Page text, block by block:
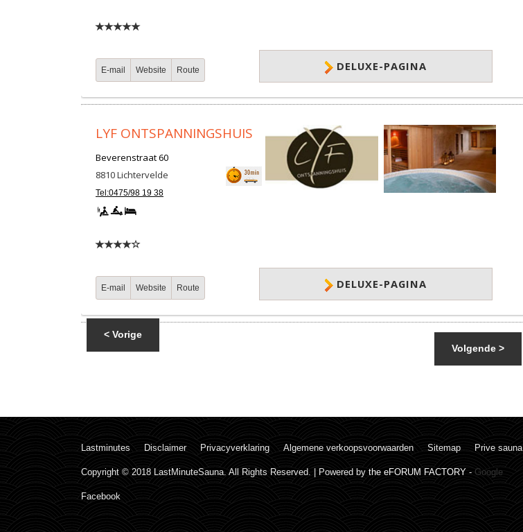
E-mail Website Route DELUXE-PAGINA
LYF ONTSPANNINGSHUIS
Beverenstraat 60
8810Lichtervelde
Tel:0475/98 19 38
E-mail Website Route DELUXE-PAGINA
< Vorige
Volgende >
Lastminutes Disclaimer Privacyverklaring Algemene verkoopsvoorwaarden Sitemap Prive sauna
Copyright © 2018 LastMinuteSauna. All Rights Reserved. | Powered by the eFORUM FACTORY - Google
Facebook